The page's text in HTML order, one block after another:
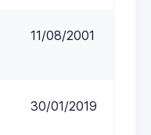
11/08/2001
30/01/2019